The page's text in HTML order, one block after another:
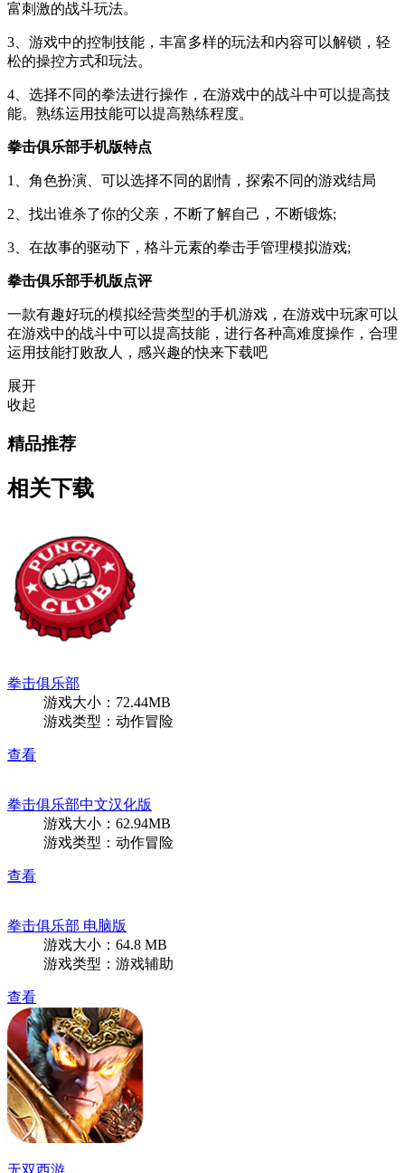
富刺激的战斗玩法。
3、游戏中的控制技能，丰富多样的玩法和内容可以解锁，轻
松的操控方式和玩法。
4、选择不同的拳法进行操作，在游戏中的战斗中可以提高技
能。熟练运用技能可以提高熟练程度。
拳击俱乐部手机版特点
1、角色扮演、可以选择不同的剧情，探索不同的游戏结局
2、找出谁杀了你的父亲，不断了解自己，不断锻炼;
3、在故事的驱动下，格斗元素的拳击手管理模拟游戏;
拳击俱乐部手机版点评
一款有趣好玩的模拟经营类型的手机游戏，在游戏中玩家可以
在游戏中的战斗中可以提高技能，进行各种高难度操作，合理
运用技能打败敌人，感兴趣的快来下载吧
展开
收起
精品推荐
相关下载
拳击俱乐部
游戏大小：72.44MB
游戏类型：动作冒险
查看
拳击俱乐部中文汉化版
游戏大小：62.94MB
游戏类型：动作冒险
查看
拳击俱乐部 电脑版
游戏大小：64.8 MB
游戏类型：游戏辅助
查看
无双西游